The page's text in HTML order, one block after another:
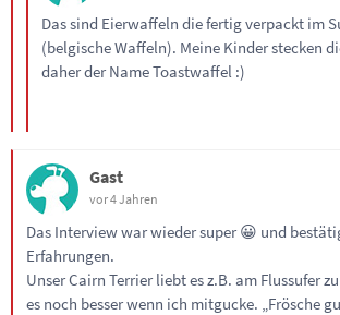
Das sind Eierwaffeln die fertig verpackt im
(belgische Waffeln). Meine Kinder stecken
daher der Name Toastwaffel :)
Gast
vor 4 Jahren
Das Interview war wieder super 😀 und
Erfahrungen.
Unser Cairn Terrier liebt es z.B. am Flussufer
es noch besser wenn ich mitgucke. „Frösche